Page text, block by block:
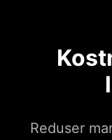
Reduser